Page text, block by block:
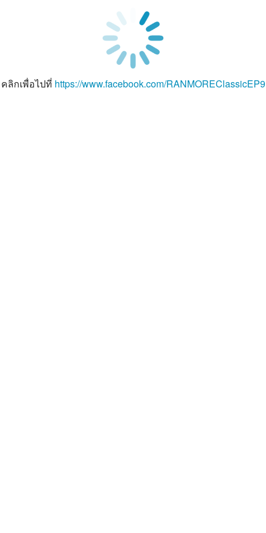
คลิกเพื่อไปที่ https://www.facebook.com/RANMOREClassicEP9